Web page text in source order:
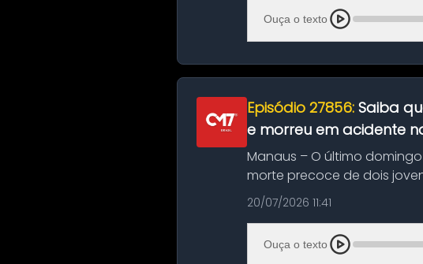
Ouça o texto
Episódio 27856: Saiba
e morreu em acidente
Manaus – O último
morte precoce de dois
típico café regio...
20/07/2026 11:41
Ouça o texto